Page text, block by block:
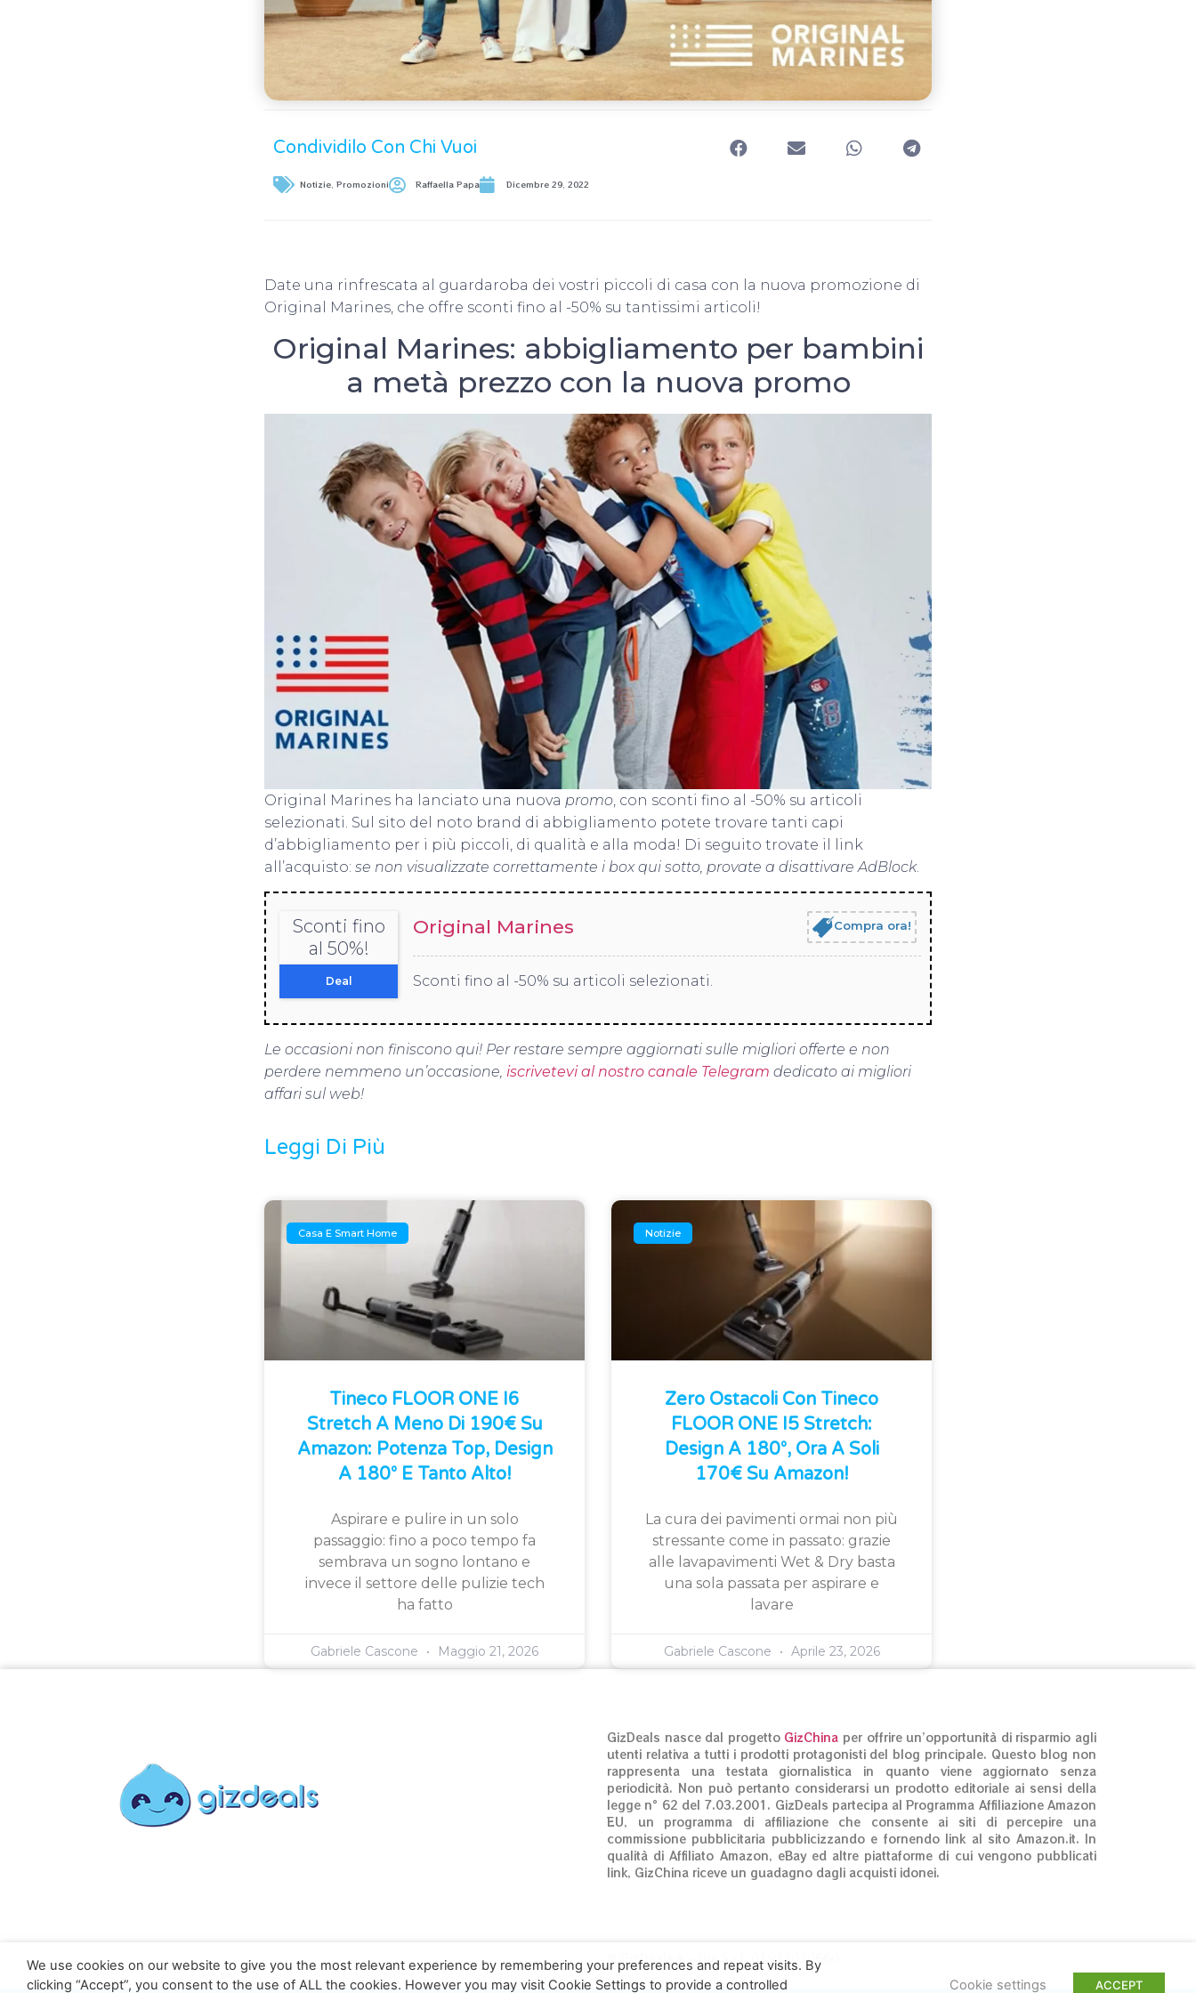
Condividilo Con Chi Vuoi
Notizie, Promozioni Raffaella Papa Dicembre 29, 2022
Date una rinfrescata al guardaroba dei vostri piccoli di casa con la nuova promozione di
Original Marines, che offre sconti fino al -50% su tantissimi articoli!
Original Marines: abbigliamento per bambini
a metà prezzo con la nuova promo
Original Marines ha lanciato una nuova promo , con sconti fino al -50% su articoli
selezionati. Sul sito del noto brand di abbigliamento potete trovare tanti capi
d’abbigliamento per i più piccoli, di qualità e alla moda! Di seguito trovate il link
all’acquisto: se non visualizzate correttamente i box qui sotto, provate a disattivare AdBlock.
Sconti fino
al 50%!
Deal
Original Marines Compra ora!
Sconti fino al -50% su articoli selezionati.
Le occasioni non finiscono qui! Per restare sempre aggiornati sulle migliori offerte e non
perdere nemmeno un’occasione, iscrivetevi al nostro canale Telegram dedicato ai migliori
affari sul web!
Leggi Di Più
Casa E Smart Home
Tineco FLOOR ONE I6
Stretch A Meno Di 190€ Su
Amazon: Potenza Top, Design
A 180° E Tanto Alto!
Aspirare e pulire in un solo
passaggio: fino a poco tempo fa
sembrava un sogno lontano e
invece il settore delle pulizie tech
ha fatto
Gabriele Cascone Maggio 21, 2026
Notizie
Zero Ostacoli Con Tineco
FLOOR ONE I5 Stretch:
Design A 180°, Ora A Soli
170€ Su Amazon!
La cura dei pavimenti ormai non più
stressante come in passato: grazie
alle lavapavimenti Wet & Dry basta
una sola passata per aspirare e
lavare
Gabriele Cascone Aprile 23, 2026
GizDeals nasce dal progetto GizChina per offrire un’opportunità di risparmio agli
utenti relativa a tutti i prodotti protagonisti del blog principale. Questo blog non
rappresenta una testata giornalistica in quanto viene aggiornato senza
periodicità. Non può pertanto considerarsi un prodotto editoriale ai sensi della
legge n° 62 del 7.03.2001. GizDeals partecipa al Programma Affiliazione Amazon
EU, un programma di affiliazione che consente ai siti di percepire una
commissione pubblicitaria pubblicizzando e fornendo link al sito Amazon.it. In
qualità di Affiliato Amazon, eBay ed altre piattaforme di cui vengono pubblicati
link, GizChina riceve un guadagno dagli acquisti idonei.
© GizDeals.it – Giz S.r.l. 01973020660
We use cookies on our website to give you the most relevant experience by remembering your preferences and repeat visits. By
clicking “Accept”, you consent to the use of ALL the cookies. However you may visit Cookie Settings to provide a controlled
Cookie settings ACCEPT